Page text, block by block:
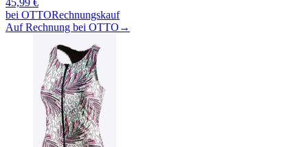
45,99 €
bei OTTORechnungskauf
Auf Rechnung bei OTTO →